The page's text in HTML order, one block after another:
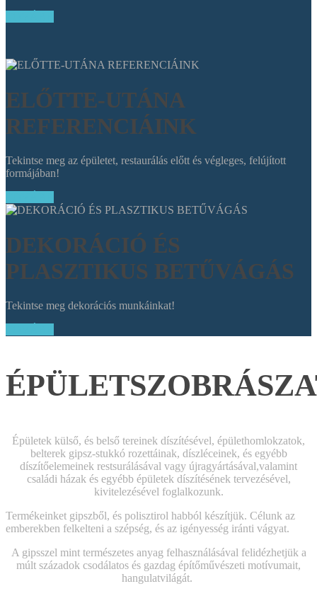
ELŐTTE-UTÁNA
REFERENCIÁINK
Tekintse meg az épületet, restaurálás előtt és végleges, felújított
formájában!
DEKORÁCIÓ ÉS
PLASZTIKUS BETŰVÁGÁS
Tekintse meg dekorációs munkáinkat!
Épületek külső, és belső tereinek díszítésével, épülethomlokzatok,
belterek gipsz-stukkó rozettáinak, díszléceinek, és egyébb
díszítőelemeinek restsurálásával vagy újragyártásával,valamint
családi házak és egyébb épületek díszítésének tervezésével,
kivitelezésével foglalkozunk.
Termékeinket gipszből, és polisztirol habból készítjük. Célunk az
emberekben felkelteni a szépség, és az igényesség iránti vágyat.
A gipsszel mint természetes anyag felhasználásával felidézhetjük a
múlt századok csodálatos és gazdag építőművészeti motívumait,
hangulatvilágát.